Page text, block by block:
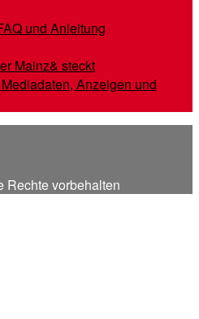
und Anleitung
Mainz& steckt
Anzeigen und
Rechte vorbehalten